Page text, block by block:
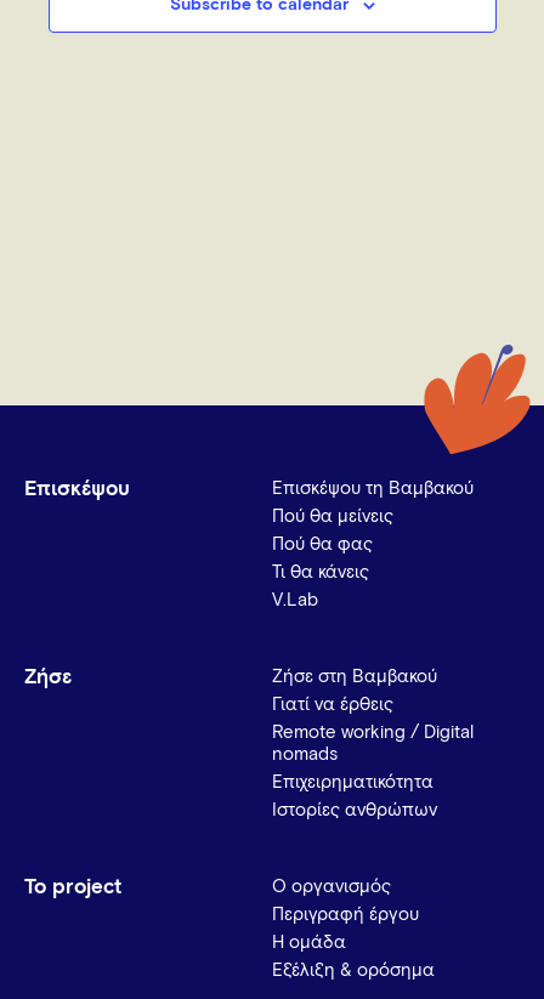
Subscribe to calendar
Επισκέψου
Επισκέψου τη Βαμβακού
Πού θα μείνεις
Πού θα φας
Τι θα κάνεις
V.Lab
Ζήσε
Ζήσε στη Βαμβακού
Γιατί να έρθεις
Remote working / Digital
nomads
Επιχειρηματικότητα
Ιστορίες ανθρώπων
Το project
Ο οργανισμός
Περιγραφή έργου
Η ομάδα
Εξέλιξη & ορόσημα